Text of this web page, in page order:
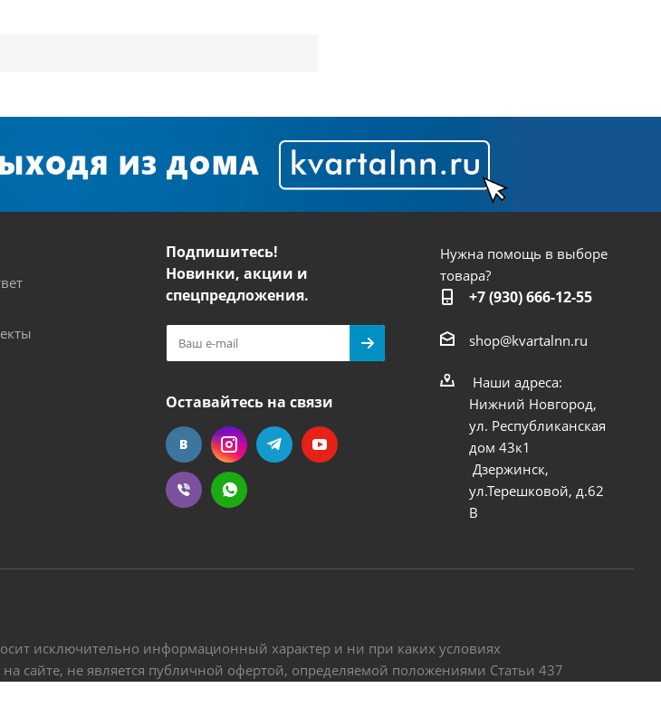
Подпишитесь!
Новинки, акции и
спецпредложения.
Оставайтесь на связи
Нужна помощь в выборе
товара?
+7 (930) 666-12-55
shop@kvartalnn.ru
Наши адреса:
Нижний Новгород,
ул. Республиканская
дом 43к1
Дзержинск,
ул.Терешковой, д.62
В
исключительно информационный характер и ни при каких условиях
сайте, не является публичной офертой, определяемой положениями Статьи 437